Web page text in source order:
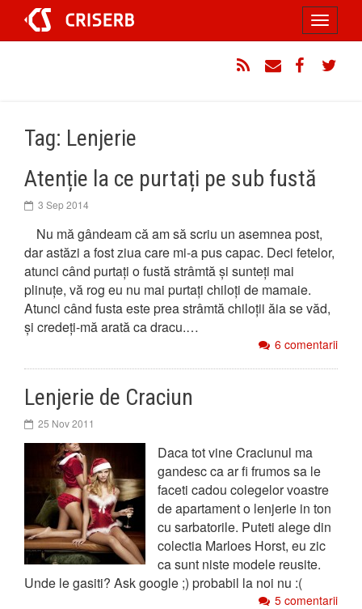
conținut
Toggle
Tag: Lenjerie
Atenție la ce purtați pe sub fustă
3 Sep 2014
Nu mă gândeam că am să scriu un asemnea post,
dar astăzi a fost ziua care mi-a pus capac. Deci fetelor,
atunci când purtați o fustă strâmtă și sunteți mai
plinuțe, vă rog eu nu mai purtați chiloți de mamaie.
Atunci când fusta este prea strâmtă chiloții ăia se văd,
și credeți-mă arată ca dracu.…
6 comentarii
Lenjerie de Craciun
25 Nov 2011
Daca tot vine Craciunul ma
gandesc ca ar fi frumos sa le
faceti cadou colegelor voastre
de apartament o lenjerie in ton
cu sarbatorile. Puteti alege din
colectia Marloes Horst, eu zic
ca sunt niste modele reusite.
Unde le gasiti? Ask google ;) probabil la noi nu :(
5 comentarii